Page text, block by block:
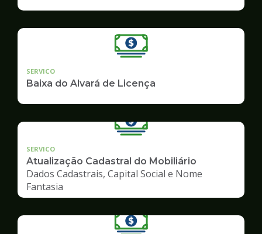
SERVICO
Baixa do Alvará de Licença
SERVICO
Atualização Cadastral do Mobiliário
Dados Cadastrais, Capital Social e Nome
Fantasia